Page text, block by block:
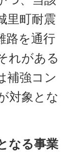
里町耐震
路を通行
れがある
補強コン
対象とな
なる事業